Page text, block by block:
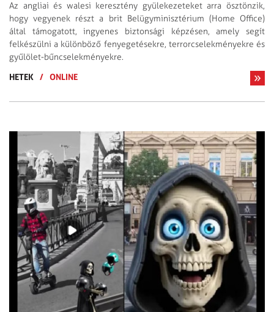
Az angliai és walesi keresztény gyülekezeteket arra ösztönzik,
hogy vegyenek részt a brit Belügyminisztérium (Home Office)
által támogatott, ingyenes biztonsági képzésen, amely segít
felkészülni a különböző fenyegetésekre, terrorcselekményekre és
gyűlölet-bűncselekményekre.
HETEK
/ ONLINE